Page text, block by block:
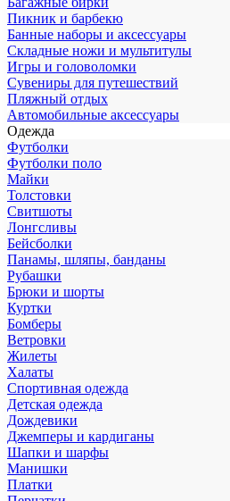
Пикник и барбекю
Банные наборы и аксессуары
Складные ножи и мультитулы
Игры и головоломки
Сувениры для путешествий
Пляжный отдых
Автомобильные аксессуары
Одежда
Футболки
Футболки поло
Майки
Толстовки
Свитшоты
Лонгсливы
Бейсболки
Панамы, шляпы, банданы
Рубашки
Брюки и шорты
Куртки
Бомберы
Ветровки
Жилеты
Халаты
Спортивная одежда
Детская одежда
Дождевики
Джемперы и кардиганы
Шапки и шарфы
Манишки
Платки